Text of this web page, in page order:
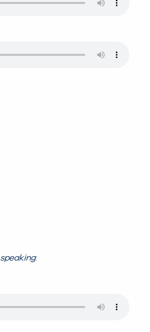
speaking: